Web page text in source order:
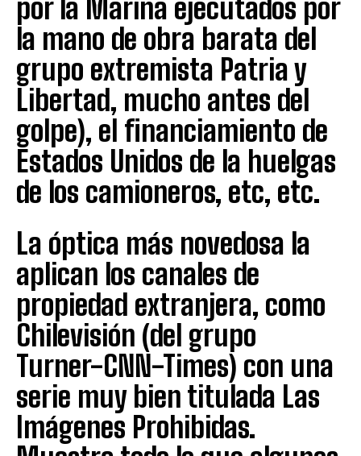
por la Marina ejecutados por
la mano de obra barata del
grupo extremista Patria y
Libertad, mucho antes del
golpe), el financiamiento de
Estados Unidos de la huelgas
de los camioneros, etc, etc.
La óptica más novedosa la
aplican los canales de
propiedad extranjera, como
Chilevisión (del grupo
Turner-CNN-Times) con una
serie muy bien titulada Las
Imágenes Prohibidas.